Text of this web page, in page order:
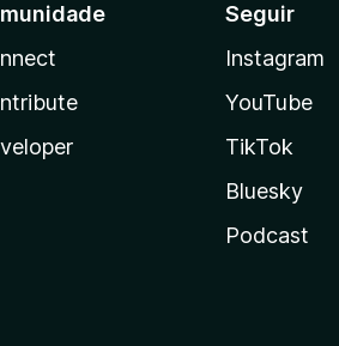
Seguir
Instagram
YouTube
TikTok
Bluesky
Podcast